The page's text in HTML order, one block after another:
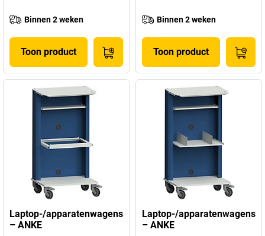
Binnen 2 weken
Toon product
Binnen 2 weken
Toon product
Laptop-/apparatenwagens
– ANKE
Laptop-/apparatenwagens
– ANKE